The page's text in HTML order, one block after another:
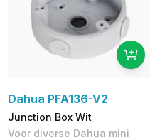
Dahua PFA136-V2
Junction Box Wit
Voor diverse Dahua mini